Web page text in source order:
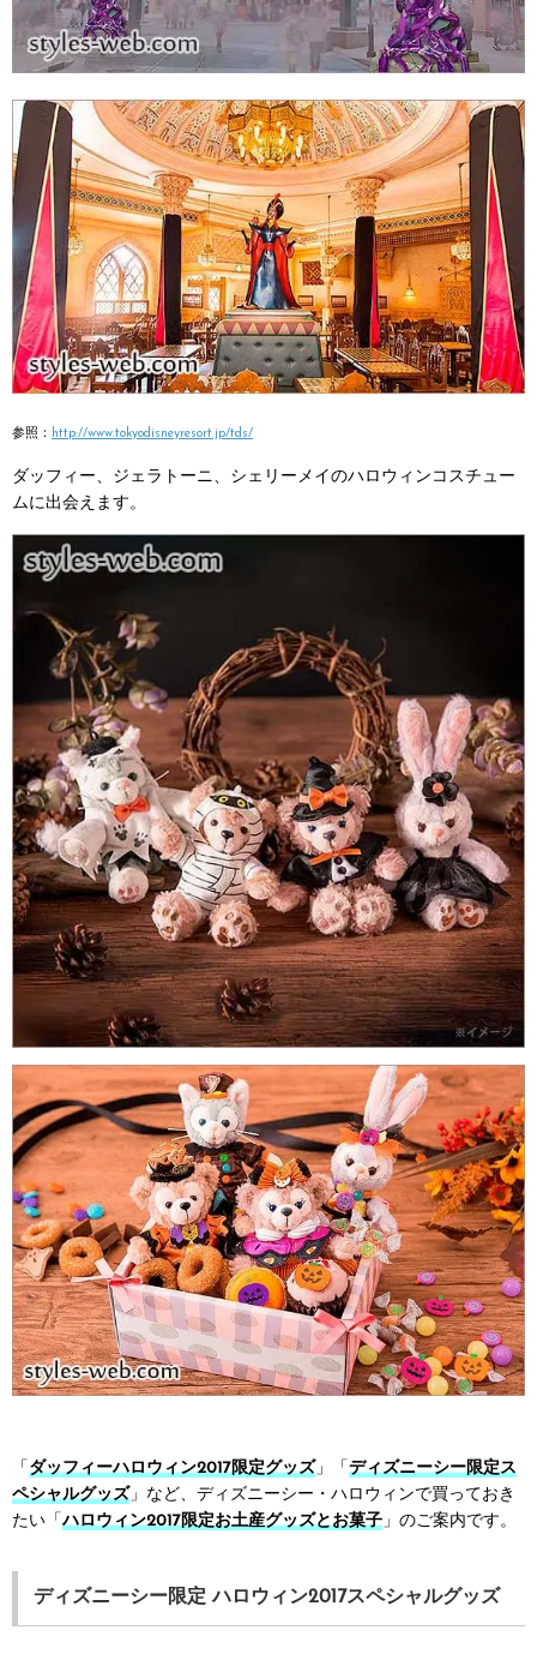
参照： http://www.tokyodisneyresort.jp/tds/
ダッフィー、ジェラトーニ、シェリーメイのハロウィンコスチュー
ムに出会えます。
「 ダッフィーハロウィン2017限定グッズ」「 ディズニーシー限定ス
ペシャルグッズ」など、ディズニーシー・ハロウィンで買っておき
たい「ハロウィン2017限定お土産グッズとお菓子 」のご案内です。
ディズニーシー限定 ハロウィン2017スペシャルグッズ